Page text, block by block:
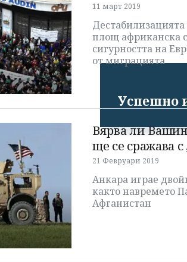
Успешно
11 март 2019
площ африканска
сигурността на
от миграцията
Вярва ли
ще се сражава
21 Февруари 2019
Анкара играе
както навремето
Афганистан